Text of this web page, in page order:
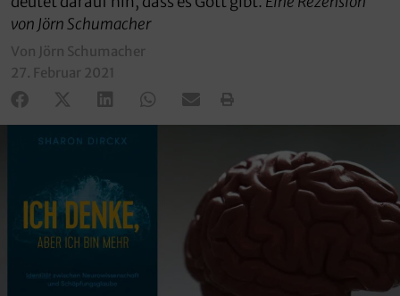
von Jörn Schumacher
Von Jörn Schumacher
27. Februar 2021